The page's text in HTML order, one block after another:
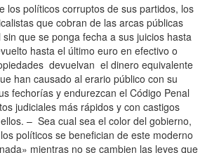
políticos corruptos de sus partidos, los
que cobran de las arcas públicas
que se ponga fecha a sus juicios hasta
hasta el último euro en efectivo o
devuelvan el dinero equivalente
han causado al erario público con su
fechorías y endurezcan el Código Penal
judiciales más rápidos y con castigos
– Sea cual sea el color del gobierno,
los políticos se benefician de este moderno
mientras no se cambien las leyes que